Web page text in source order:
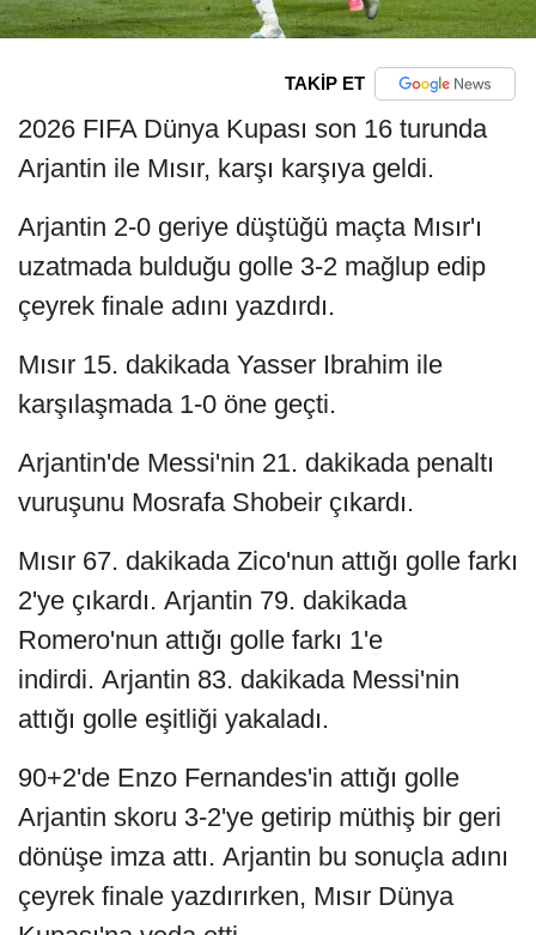
TAKİP ET
2026 FIFA Dünya Kupası son 16 turunda
Arjantin ile Mısır, karşı karşıya geldi.
Arjantin 2-0 geriye düştüğü maçta Mısır'ı
uzatmada bulduğu golle 3-2 mağlup edip
çeyrek finale adını yazdırdı.
Mısır 15. dakikada Yasser Ibrahim ile
karşılaşmada 1-0 öne geçti.
Arjantin'de Messi'nin 21. dakikada penaltı
vuruşunu Mosrafa Shobeir çıkardı.
Mısır 67. dakikada Zico'nun attığı golle farkı
2'ye çıkardı. Arjantin 79. dakikada
Romero'nun attığı golle farkı 1'e
indirdi. Arjantin 83. dakikada Messi'nin
attığı golle eşitliği yakaladı.
90+2'de Enzo Fernandes'in attığı golle
Arjantin skoru 3-2'ye getirip müthiş bir geri
dönüşe imza attı. Arjantin bu sonuçla adını
çeyrek finale yazdırırken, Mısır Dünya